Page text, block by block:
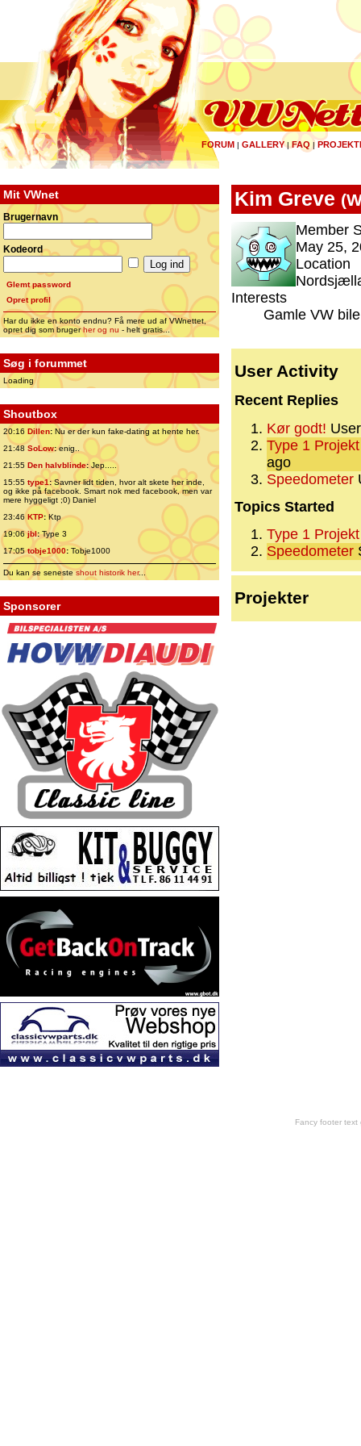
FORUM | GALLERY|FAQ |
Mit VWnet
Brugernavn
Kodeord
Glemt password
Opret profil
Har du ikke en konto endnu? Få mere ud af VWnettet,
opret dig som brugerher og nu - helt gratis...
Søg i forummet
Loading
Shoutbox
20:16 Dillen: Nu er der kun fake-dating at hente her.
21:48 SoLow:enig..
21:55 Den halvblinde:Jep.....
15:55 type1:Savner lidt tiden, hvor alt skete her inde,
og ikke på facebook. Smart nok med facebook, men var
mere hyggeligt ;0) Daniel
23:46 KTP:Ktp
19:06jbl:Type 3
17:05tobje1000: Tobje1000
Du kan se senesteshout historik her...
Sponsorer
Kim Greve (
Member
May 25,
Location
Interests
Gamle VW
User Activity
Recent Replies
Kør godt!
Type 1
ago
Speedometer
Topics Started
Type 1
Speedometer
Projekter
Fancy footer